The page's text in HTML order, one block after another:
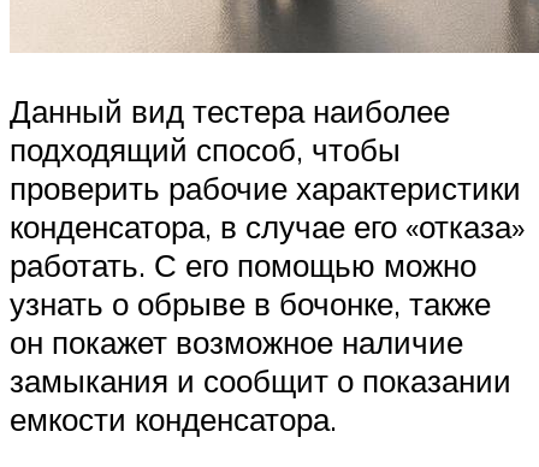
Данный вид тестера наиболее
подходящий способ, чтобы
проверить рабочие характеристики
конденсатора, в случае его «отказа»
работать. С его помощью можно
узнать о обрыве в бочонке, также
он покажет возможное наличие
замыкания и сообщит о показании
емкости конденсатора.